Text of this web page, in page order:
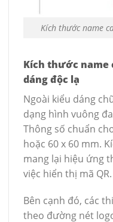
Kích thước name
Kích thước name
dáng độc lạ
Ngoài kiểu dáng
dạng hình vuông
Thông số chuẩn
hoặc 60 x 60 mm.
mang lại hiệu ứng
việc hiển thị mã QR.
Bên cạnh đó, các
theo đường nét